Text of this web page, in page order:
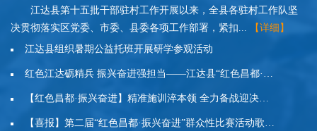
江达县第十五批干部驻村工作开展以来，全县各驻村工作队坚
决贯彻落实区党委、市委、县委各项工作部署，紧扣...
【详细】
江达县组织暑期公益托班开展研学参观活动
红色江达砺精兵 振兴奋进强担当——江达县“红色昌都·振兴奋进”群众性比赛活动自选项目“民兵大比武”...
【红色昌都·振兴奋进】精准施训淬本领 全力备战迎决赛——江达县高质量开展“红色昌都·振兴奋进”群众...
【喜报】第二届“红色昌都·振兴奋进”群众性比赛活动歌舞比赛(独舞)江达县荣获三等奖